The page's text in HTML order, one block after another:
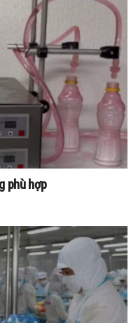
phù hợp